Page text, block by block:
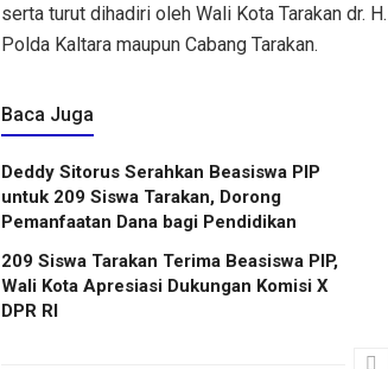
serta turut dihadiri oleh Wali Kota Tarakan dr.
Polda Kaltara maupun Cabang Tarakan.
Baca Juga
Deddy Sitorus Serahkan Beasiswa PIP
untuk 209 Siswa Tarakan, Dorong
Pemanfaatan Dana bagi Pendidikan
209 Siswa Tarakan Terima Beasiswa PIP,
Wali Kota Apresiasi Dukungan Komisi X
DPR RI